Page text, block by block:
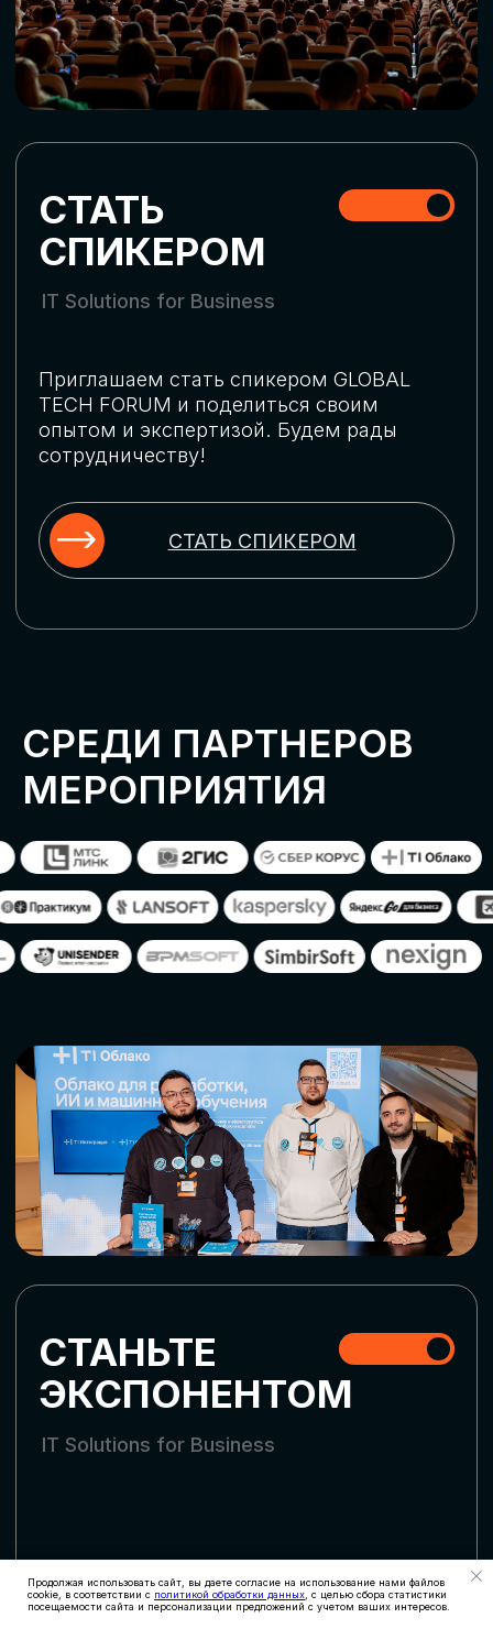
Продолжая использовать сайт, вы даете согласие на использование нами файлов
cookie, в соответствии с политикой обработки данных , с целью сбора статистики
посещаемости сайта и персонализации предложений с учетом ваших интересов.
ОСТАВИТЬ
ЗАЯВКУ
СТАТЬ ПАРТНЕРОМ
СКАЧАТЬ ПРОГРАММУ
СТАТЬ СПИКЕРОМ
Оставьте заявку, наши менеджеры
СТАТЬ УЧАСТНИКОМ